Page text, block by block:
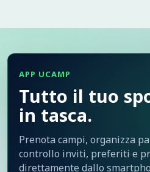
APP UCAMP
Tutto il tuo
in tasca.
Prenota campi, organizza
controllo inviti, preferiti e
direttamente dallo